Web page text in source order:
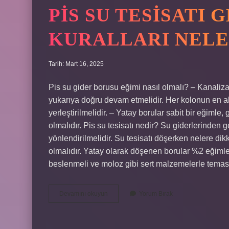
PIS SU TESISATI
KURALLARI
Tarih: Mart 16, 2025
Pis su gider borusu eğimi nasıl olmalı? –
yukarıya doğru devam etmelidir. Her kolonun en
yerleştirilmelidir. – Yatay borular sabit bir eğimle,
olmalıdır. Pis su tesisatı nedir? Su giderlerinden
yönlendirilmelidir. Su tesisatı döşerken nelere
olmalıdır. Yatay olarak döşenen borular %2
beslenmeli ve moloz gibi sert malzemelerle